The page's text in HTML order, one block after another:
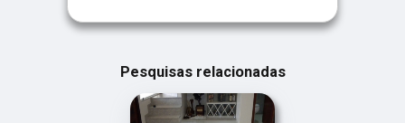
Pesquisas relacionadas